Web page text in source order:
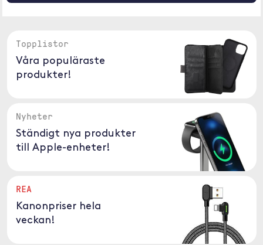
Topplistor
Våra populäraste
produkter!
Nyheter
Ständigt nya produkter
till Apple-enheter!
REA
Kanonpriser hela
veckan!